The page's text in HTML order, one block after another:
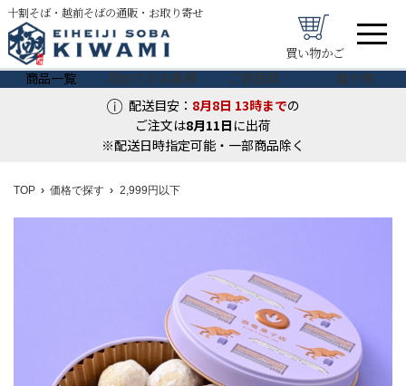
十割そば・越前そばの通販・お取り寄せ
買い物かご
商品一覧 初めてのお客様 ご家庭用
贈り物
配送目安： 8月8日 13時までの
ご注文は8月11日 に出荷
※配送日時指定可能・一部商品除く
TOP 価格で探す 2,999円以下